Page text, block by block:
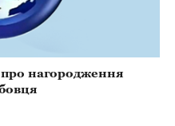
про нагородження